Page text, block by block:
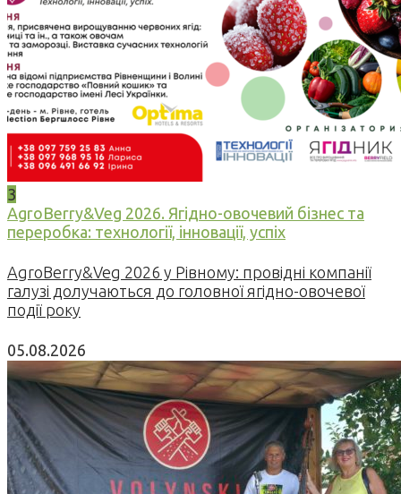
3
AgroBerry&Veg 2026. Ягідно-овочевий бізнес та
переробка: технології, інновації, успіх
AgroBerry&Veg 2026 у Рівному: провідні компанії
галузі долучаються до головної ягідно-овочевої
події року
05.08.2026